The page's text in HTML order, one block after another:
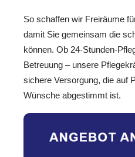
So schaffen wir Freiräume
damit Sie gemeinsam die
können. Ob 24-Stunden-
Betreuung – unsere
sichere Versorgung, die auf
Wünsche abgestimmt ist.